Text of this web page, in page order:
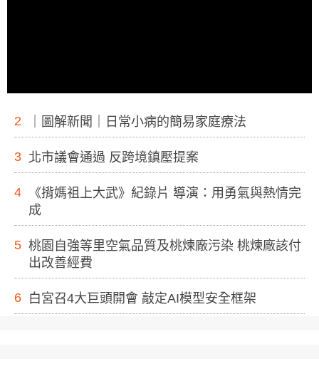
2 ｜圖解新聞｜日常小病的簡易家庭療法
3 北市議會通過 反跨境鎮壓提案
4
《揹媽祖上大武》紀錄片 導演：用勇氣與熱情完
成
5 桃園自強等里空氣品質及桃煉廠污染 桃煉廠該付
出改善經費
6 白宮召4大巨頭開會 敲定AI模型安全框架